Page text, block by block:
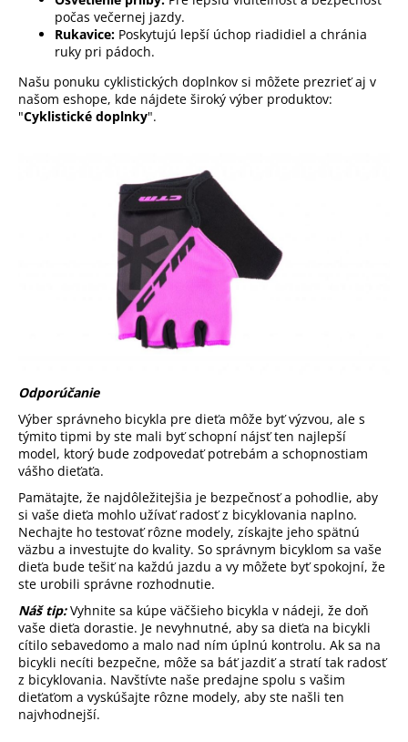
počas večernej jazdy.
Rukavice: Poskytujú lepší úchop riadidiel a chránia
ruky pri pádoch.
Našu ponuku cyklistických doplnkov si môžete prezrieť aj v
našom eshope, kde nájdete široký výber produktov:
"Cyklistické doplnky".
Odporúčanie
Výber správneho bicykla pre dieťa môže byť výzvou, ale s
týmito tipmi by ste mali byť schopní nájsť ten najlepší
model, ktorý bude zodpovedať potrebám a schopnostiam
vášho dieťaťa.
Pamätajte, že najdôležitejšia je bezpečnosť a pohodlie, aby
si vaše dieťa mohlo užívať radosť z bicyklovania naplno.
Nechajte ho testovať rôzne modely, získajte jeho spätnú
väzbu a investujte do kvality. So správnym bicyklom sa vaše
dieťa bude tešiť na každú jazdu a vy môžete byť spokojní, že
ste urobili správne rozhodnutie.
Náš tip:Vyhnite sa kúpe väčšieho bicykla v nádeji, že doň
vaše dieťa dorastie. Je nevyhnutné, aby sa dieťa na bicykli
cítilo sebavedomo a malo nad ním úplnú kontrolu. Ak sa na
bicykli necíti bezpečne, môže sa báť jazdiť a stratí tak radosť
z bicyklovania. Navštívte naše predajne spolu s vašim
dieťaťom a vyskúšajte rôzne modely, aby ste našli ten
najvhodnejší.